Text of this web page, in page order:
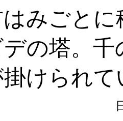
みごと
デの塔。
けられて